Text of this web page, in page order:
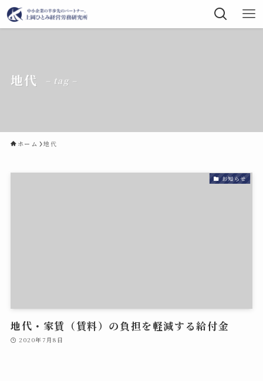
地代 – tag –
ホーム 地代
お知らせ
地代・家賃（賃料）の負担を軽減する給付金
2020年7月8日